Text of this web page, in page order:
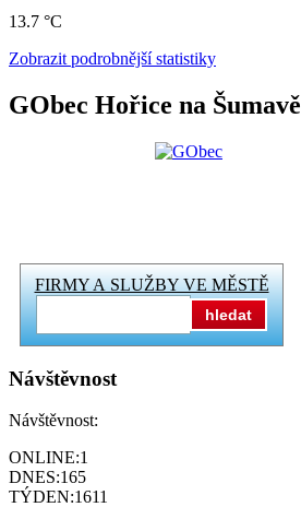
13.7 °C
Zobrazit podrobnější statistiky
GObec Hořice na Šumavě
FIRMY A SLUŽBY VE MĚSTĚ
hledat
Návštěvnost
Návštěvnost:
ONLINE:1
DNES:165
TÝDEN:1611